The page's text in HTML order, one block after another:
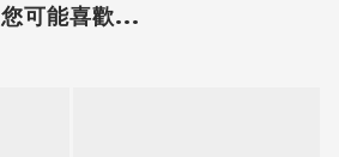
您可能喜歡...